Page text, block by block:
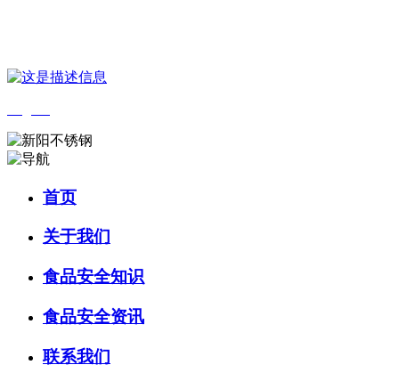
首页
关于我们
食品安全知识
食品安全资讯
联系我们